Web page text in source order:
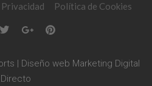
Política de Cookies
| Diseño web Marketing Digital
Directo